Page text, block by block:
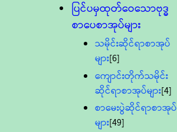
ပြင်ပမှထုတ်ဝေသောဗုဒ္ဓ
စာပေစာအုပ်များ
သမိုင်းဆိုင်ရာစာအုပ်
များ[6]
ကျောင်းတိုက်သမိုင်း
ဆိုင်ရာစာအုပ်များ[4]
စာမေးပွဲဆိုင်ရာစာအုပ်
များ[49]